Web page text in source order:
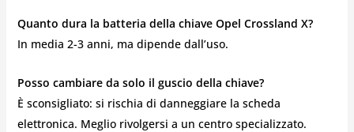
Quanto dura la batteria della chiave Opel Crossland X?
In media 2-3 anni, ma dipende dall’uso.
Posso cambiare da solo il guscio della chiave?
È sconsigliato: si rischia di danneggiare la scheda
elettronica. Meglio rivolgersi a un centro specializzato.